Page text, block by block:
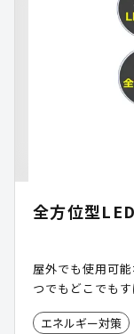
全方位型
屋外でも使用可
つでもどこでもす
エネルギー対策